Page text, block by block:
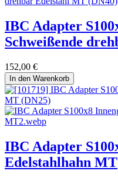
IBC Adapter
Schweißende
152,00 €
In den Warenkorb
IBC Adapter
Edelstahlhahn MT